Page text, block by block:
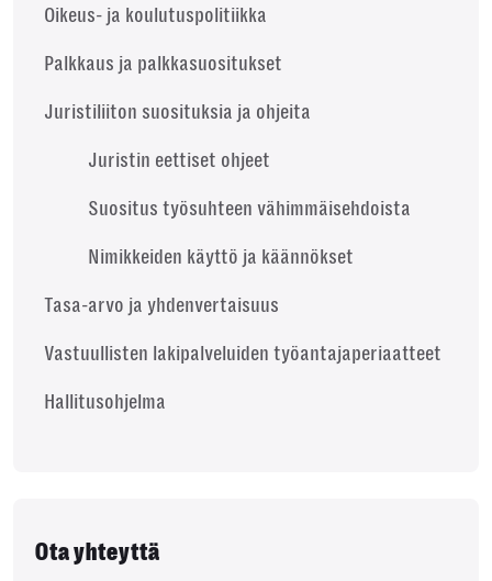
Oikeus- ja koulutuspolitiikka
Palkkaus ja palkkasuositukset
Juristiliiton suosituksia ja ohjeita
Juristin eettiset ohjeet
Suositus työsuhteen vähimmäisehdoista
Nimikkeiden käyttö ja käännökset
Tasa-arvo ja yhdenvertaisuus
Vastuullisten lakipalveluiden työantajaperiaatteet
Hallitusohjelma
Ota yhteyttä